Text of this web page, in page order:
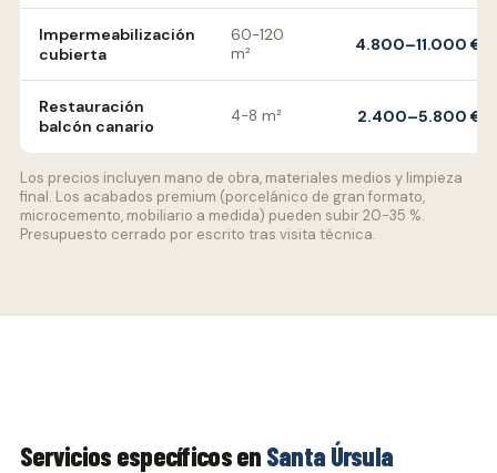
Impermeabilización
cubierta
60-120
m²
4.800–11.000 €
Restauración
balcón canario
4-8 m² 2.400–5.800 €
Los precios incluyen mano de obra, materiales medios y limpieza
final. Los acabados premium (porcelánico de gran formato,
microcemento, mobiliario a medida) pueden subir 20-35 %.
Presupuesto cerrado por escrito tras visita técnica.
Servicios específicos en Santa Úrsula